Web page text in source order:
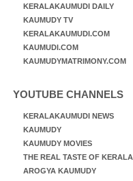
KERALAKAUMUDI DAILY
KAUMUDY TV
KERALAKAUMUDI.COM
KAUMUDI.COM
KAUMUDYMATRIMONY.COM
YOUTUBE CHANNELS
KERALAKAUMUDI NEWS
KAUMUDY
KAUMUDY MOVIES
THE REAL TASTE OF KERALA
AROGYA KAUMUDY